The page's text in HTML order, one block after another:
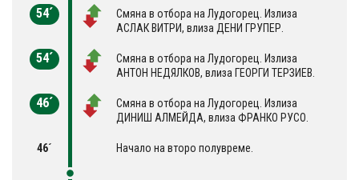
54´
Смяна в отбора на Лудогорец. Излиза
АСЛАК ВИТРИ, влиза ДЕНИ ГРУПЕР.
54´
Смяна в отбора на Лудогорец. Излиза
АНТОН НЕДЯЛКОВ, влиза ГЕОРГИ ТЕРЗИЕВ.
46´
Смяна в отбора на Лудогорец. Излиза
ДИНИШ АЛМЕЙДА, влиза ФРАНКО РУСО.
46´ Начало на второ полувреме.